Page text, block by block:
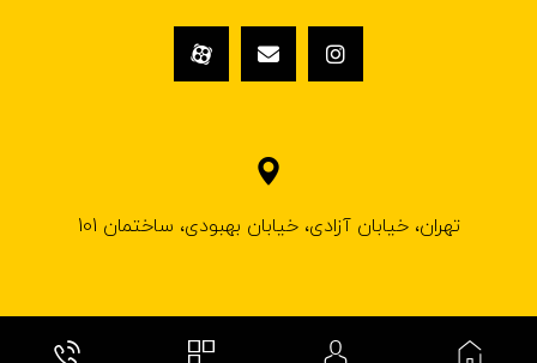
تهران، خیابان آزادی، خیابان بهبودی، ساختمان 101